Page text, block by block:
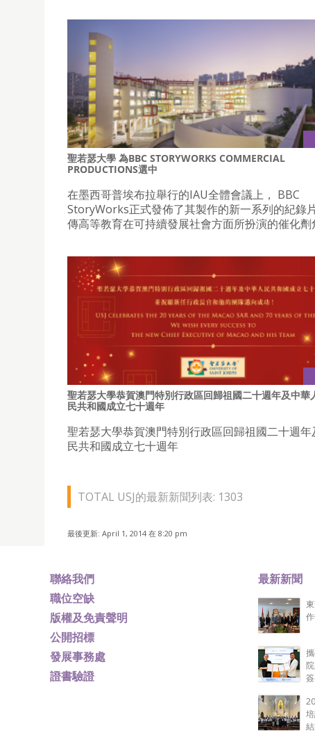
聖若瑟大學 為BBC STORYWORKS COMMERCIAL
PRODUCTIONS選中
在墨西哥普埃布拉舉行的IAU全體會議上， BBC
StoryWorks正式發佈了其製作的新一系列的紀錄
傳高等教育在可持續發展社會方面所扮演的催化劑
聖若瑟大學恭賀澳門特別行政區回歸祖國二十週年及中華
民共和國成立七十週年
聖若瑟大學恭賀澳門特別行政區回歸祖國二十週年
民共和國成立七十週年
TOTAL USJ的最新新聞列表: 1303
最後更新: April 1, 2014 在 8:20 pm
聯絡我們
職位空缺
版權及免責聲明
公開招標
發展事務處
證書驗證
最新新聞